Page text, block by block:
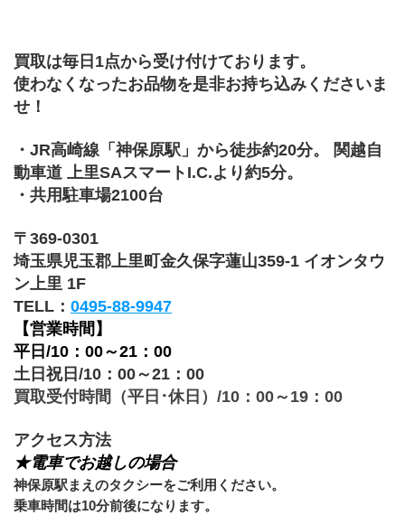
買取は毎日1点から受け付けております。
使わなくなったお品物を是非お持ち込みくださいま
せ！
・JR高崎線「神保原駅」から徒歩約20分。 関越自
動車道 上里SAスマートI.C.より約5分。
・ 共用駐車場2100台
〒369-0301
埼玉県児玉郡上里町金久保字蓮山359-1 イオンタウ
ン上里 1F
TELL： 0495-88-9947
【営業時間】
平日/10：00～21：00
土日祝日/10：00～21：00
買取受付時間（平日･休日）/10：00～19：00
アクセス方法
★電車でお越しの場合
神保原駅まえのタクシーをご利用ください。
乗車時間は10分前後になります。